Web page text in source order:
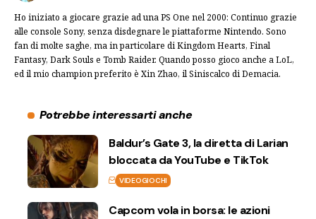
Ho iniziato a giocare grazie ad una PS One nel 2000: Continuo grazie
alle console Sony, senza disdegnare le piattaforme Nintendo. Sono
fan di molte saghe, ma in particolare di Kingdom Hearts, Final
Fantasy, Dark Souls e Tomb Raider. Quando posso gioco anche a LoL,
ed il mio champion preferito è Xin Zhao, il Siniscalco di Demacia.
Potrebbe interessarti anche
Baldur’s Gate 3, la diretta di Larian
bloccata da YouTube e TikTok
VIDEOGIOCHI
Capcom vola in borsa: le azioni